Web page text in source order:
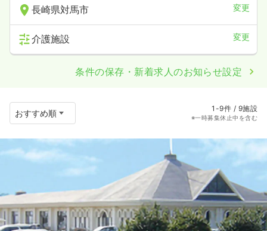
長崎県対馬市 変更
介護施設 変更
条件の保存・新着求人のお知らせ設定
1-9件 / 9施設
※一時募集休止中を含む